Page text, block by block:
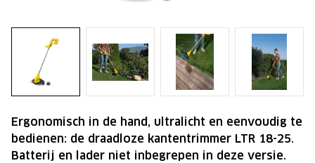
Ergonomisch in de hand, ultralicht en eenvoudig te
bedienen: de draadloze kantentrimmer LTR 18-25.
Batterij en lader niet inbegrepen in deze versie.